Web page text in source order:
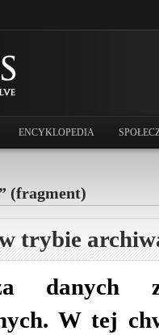
ENCYKLOPEDIA
(fragment)
trybie
danych
W tej